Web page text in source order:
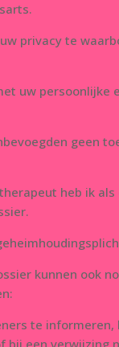
privacy te
uw persoonlijke
geen
heb ik
kunnen ook
te
bij een verwijzing